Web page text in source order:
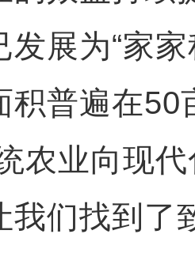
发展为“家
积普遍在50
农业向现
我们找到了